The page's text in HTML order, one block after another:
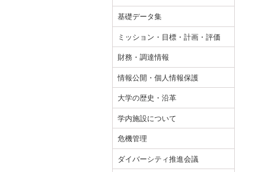
基礎データ集
ミッション・目標・計画・評価
財務・調達情報
情報公開・個人情報保護
大学の歴史・沿革
学内施設について
危機管理
ダイバーシティ推進会議